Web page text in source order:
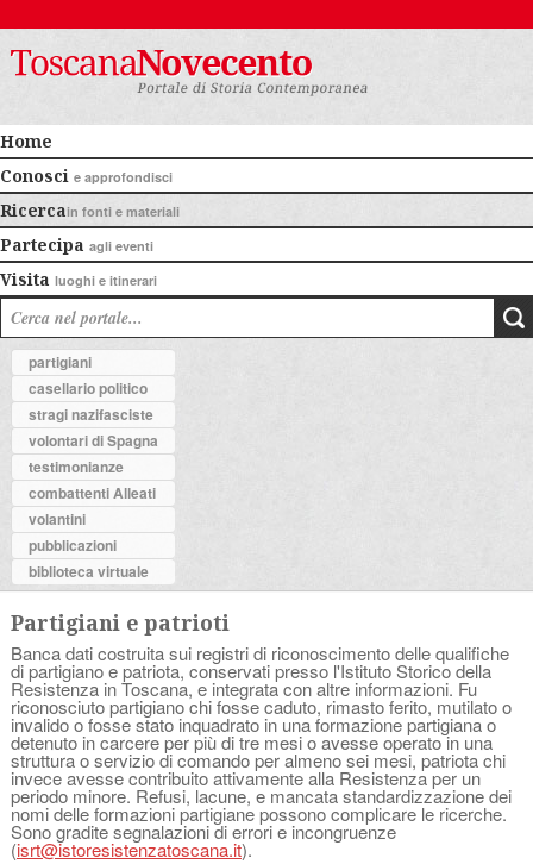
Home
Conosci e approfondisci
Ricercain fonti e materiali
Partecipa agli eventi
Visita luoghi e itinerari
partigiani
casellario politico
stragi nazifasciste
volontari di Spagna
testimonianze
combattenti Alleati
volantini
pubblicazioni
biblioteca virtuale
Partigiani e patrioti
Banca dati costruita sui registri di riconoscimento delle qualifiche
di partigiano e patriota, conservati presso l'Istituto Storico della
Resistenza in Toscana, e integrata con altre informazioni. Fu
riconosciuto partigiano chi fosse caduto, rimasto ferito, mutilato o
invalido o fosse stato inquadrato in una formazione partigiana o
detenuto in carcere per più di tre mesi o avesse operato in una
struttura o servizio di comando per almeno sei mesi, patriota chi
invece avesse contribuito attivamente alla Resistenza per un
periodo minore. Refusi, lacune, e mancata standardizzazione dei
nomi delle formazioni partigiane possono complicare le ricerche.
Sono gradite segnalazioni di errori e incongruenze
(isrt@istoresistenzatoscana.it).